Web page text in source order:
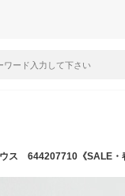
ス 644207710《SALE